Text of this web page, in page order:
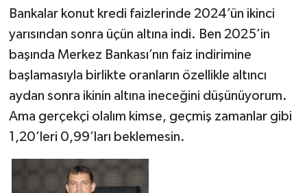
Bankalar konut kredi faizlerinde 2024’ün ikinci
yarısından sonra üçün altına indi. Ben 2025’in
başında Merkez Bankası’nın faiz indirimine
başlamasıyla birlikte oranların özellikle altıncı
aydan sonra ikinin altına ineceğini düşünüyorum.
Ama gerçekçi olalım kimse, geçmiş zamanlar gibi
1,20’leri 0,99’ları beklemesin.